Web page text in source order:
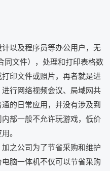
以及程序员等办公用户，无
同文件），处理和打印表格数
印文件或照片，再者就是进
行网络视频会议、局域网共
的日常应用，并没有涉及到
部一般不允许玩游戏，低价
。
之公司为了节省采购和维护
脑一体机不仅可以节省采购